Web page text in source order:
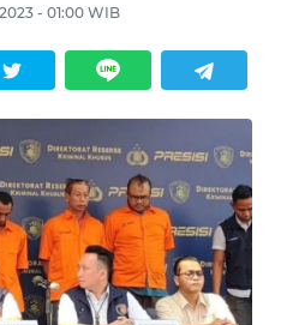
- 01:00 WIB